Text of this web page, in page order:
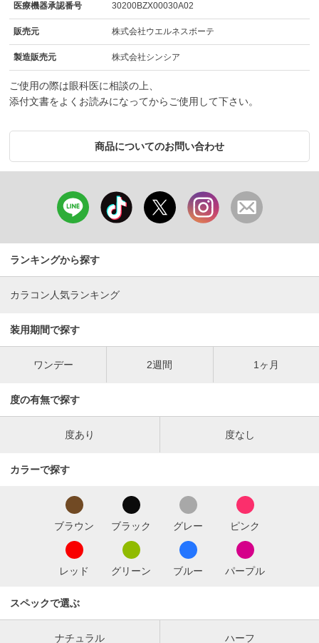
医療機器承認番号 30200BZX00030A02
販売元 株式会社ウエルネスボーテ
製造販売元 株式会社シンシア
ご使用の際は眼科医に相談の上、
添付文書をよくお読みになってからご使用して下さい。
商品についてのお問い合わせ
ランキングから探す
カラコン人気ランキング
装用期間で探す
ワンデー 2週間 1ヶ月
度の有無で探す
度あり 度なし
カラーで探す
ブラウン ブラック グレー ピンク
レッド グリーン ブルー パープル
スペックで選ぶ
ナチュラル ハーフ